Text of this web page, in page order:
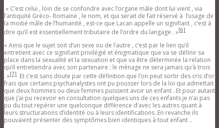
« C’est celui , loin de se confondre avec l’organe mâle dont lui vient , via
l’antiquité Gréco- Romaine , le nom, et qui serait de fait réservé à l’usage de
la moitié mâle de l’humanité , est-ce que Lacan appelle un signifiant , c’est à
dire qu’il est essentiellement tributaire de l’ordre du langage . »[6]
« Ainsi que le sujet soit d’un sexe ou de l’autre , c’est par le lien qu’il
entretient avec ce signifiant privilégié et énigmatique que va se définir sa
place dans la sexualité et la sexuation et que va être déterminée la relation
qu’il entretiendra avec son partenaire : le ménage ne sera jamais qu’à trois
. »[7] Et c’est sans doute par cette définition que l’on peut sortir des cris d’or
frais que certains psychanalystes ont pu pousser lors de la loi qui admettait
que deux hommes ou deux femmes puissent avoir un enfant ..Et pour autant
que j’ai pu recevoir en consultation quelques uns de ces enfants je n’ai pas
pu du tout repérer une quelconque différence d’avec les autres quant à
leurs structurations d’identité ou à leurs identifications .En revanche ils
pouvaient présenter des symptômes bien identiques à tout enfant ..